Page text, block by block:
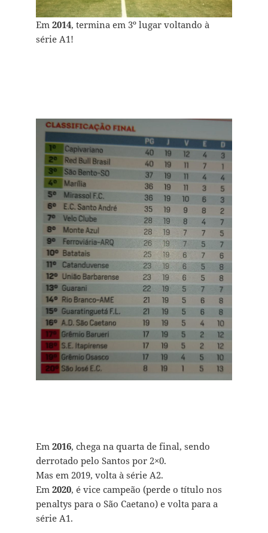
Em 2014, termina em 3º lugar voltando à
série A1!
Em 2016, chega na quarta de final, sendo
derrotado pelo Santos por 2×0.
Mas em 2019, volta à série A2.
Em 2020, é vice campeão (perde o título nos
penaltys para o São Caetano) e volta para a
série A1.